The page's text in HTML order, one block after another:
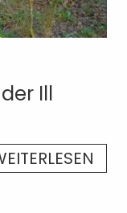
Ill